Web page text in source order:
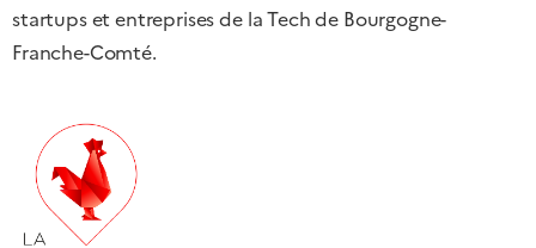
startups et entreprises de la Tech de Bourgogne-
Franche-Comté.